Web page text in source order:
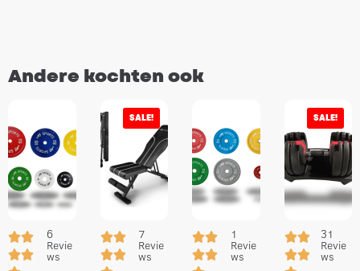
Andere kochten ook
6
Revie
ws
SALE!
7
Revie
ws
1
Revie
ws
SALE!
31
Revie
ws